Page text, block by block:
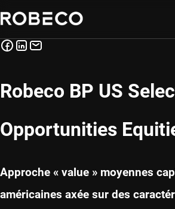
Robeco BP US
Opportunities
Approche « value » moyennes
américaines axée sur des